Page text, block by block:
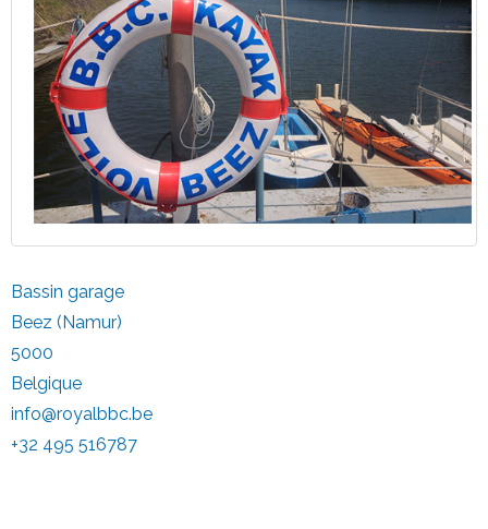
Bassin garage
Beez (Namur)
5000
Belgique
info@royalbbc.be
+32 495 516787